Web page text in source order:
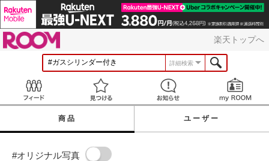
楽天トップへ
詳細検索
見つける お知らせ
商品 ユーザー
#オリジナル写真